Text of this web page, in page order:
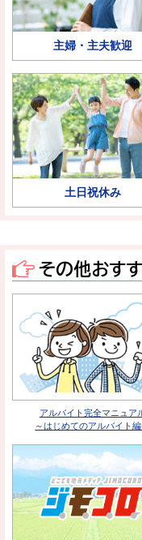
主婦・主夫歓迎
土日祝休み
その他おす
アルバイト完全マニュア
～はじめてのアルバイト編